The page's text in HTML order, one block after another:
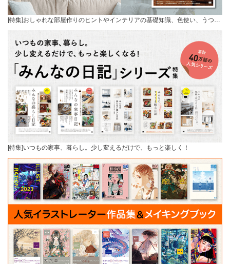
[特集]おしゃれな部屋作りのヒントやインテリアの基礎知識、色使い、うつ…
[特集]いつもの家事、暮らし。少し変えるだけで、もっと楽しく！